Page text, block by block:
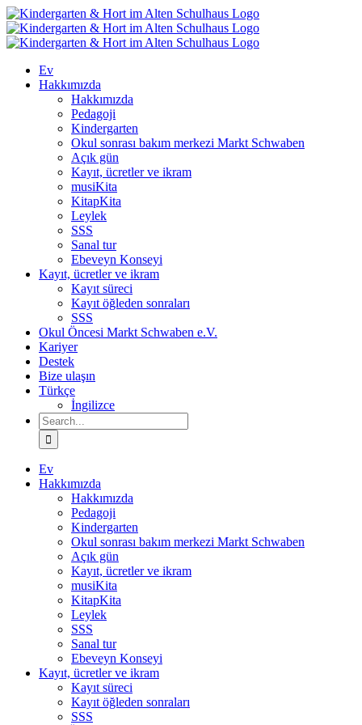
Skip
to
content
Ev
Hakkımızda
Hakkımızda
Pedagoji
Kindergarten
Okul sonrası bakım merkezi Markt Schwaben
Açık gün
Kayıt, ücretler ve ikram
musiKita
KitapKita
Leylek
SSS
Sanal tur
Ebeveyn Konseyi
Kayıt, ücretler ve ikram
Kayıt süreci
Kayıt öğleden sonraları
SSS
Okul Öncesi Markt Schwaben e.V.
Kariyer
Destek
Bize ulaşın
Türkçe
İngilizce
Search
for:
Ev
Hakkımızda
Hakkımızda
Pedagoji
Kindergarten
Okul sonrası bakım merkezi Markt Schwaben
Açık gün
Kayıt, ücretler ve ikram
musiKita
KitapKita
Leylek
SSS
Sanal tur
Ebeveyn Konseyi
Kayıt, ücretler ve ikram
Kayıt süreci
Kayıt öğleden sonraları
SSS